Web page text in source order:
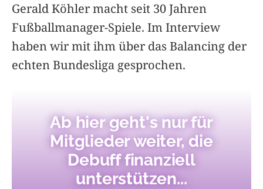
Gerald Köhler macht seit 30 Jahren
Fußballmanager-Spiele. Im Interview
haben wir mit ihm über das Balancing der
echten Bundesliga gesprochen.
Ab hier geht's nur für
Mitglieder weiter, die
Debuff finanziell
unterstützen...